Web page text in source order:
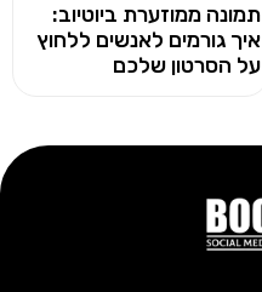
תמונה ממוזערת ביוטיוב:
איך גורמים לאנשים ללחוץ
על הסרטון שלכם